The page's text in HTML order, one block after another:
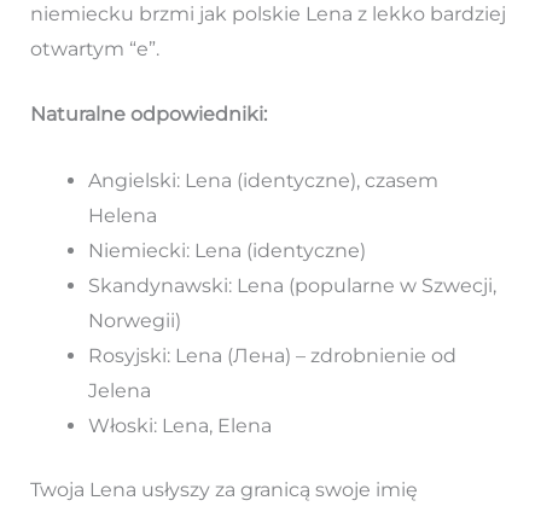
niemiecku brzmi jak polskie Lena z lekko bardziej
otwartym “e”.
Naturalne odpowiedniki:
Angielski: Lena (identyczne), czasem
Helena
Niemiecki: Lena (identyczne)
Skandynawski: Lena (popularne w Szwecji,
Norwegii)
Rosyjski: Lena (Лена) – zdrobnienie od
Jelena
Włoski: Lena, Elena
Twoja Lena usłyszy za granicą swoje imię